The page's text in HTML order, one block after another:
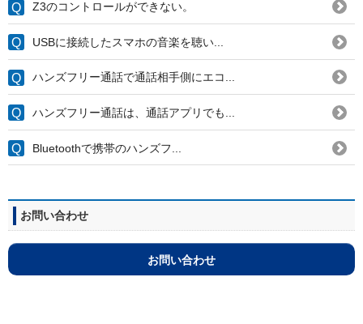
Z3のコントロールができない。
USBに接続したスマホの音楽を聴い...
ハンズフリー通話で通話相手側にエコ...
ハンズフリー通話は、通話アプリでも...
Bluetoothで携帯のハンズフ...
お問い合わせ
お問い合わせ